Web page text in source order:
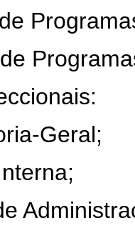
Geral;